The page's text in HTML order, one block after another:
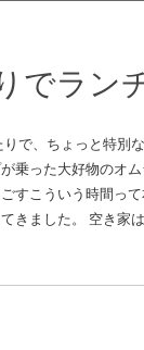
でラン
で、ちょっと特別
乗った大好物のオ
すこういう時間っ
きました。 空き家